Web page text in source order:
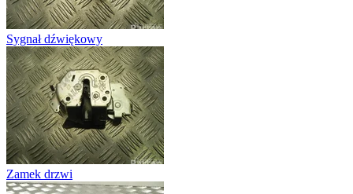
Sygnał dźwiękowy
Zamek drzwi